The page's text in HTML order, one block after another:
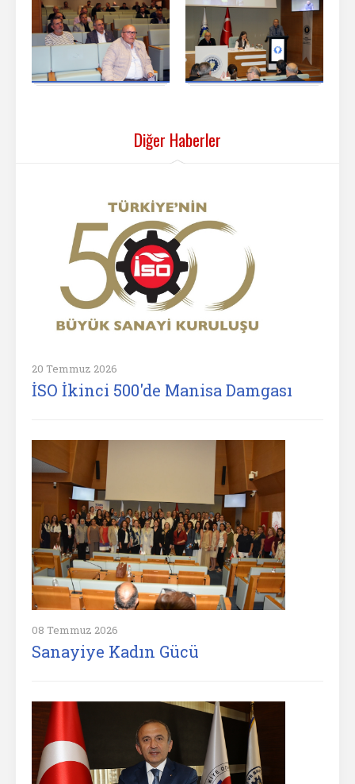
Diğer Haberler
20 Temmuz 2026
İSO İkinci 500'de Manisa Damgası
08 Temmuz 2026
Sanayiye Kadın Gücü